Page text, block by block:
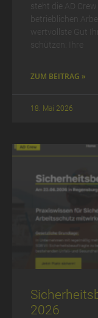
steht die AD
betrieblichen
wertvollste Gut
schützen: Ihre
ZUM BEITRAG »
18. Mai 2026
2026